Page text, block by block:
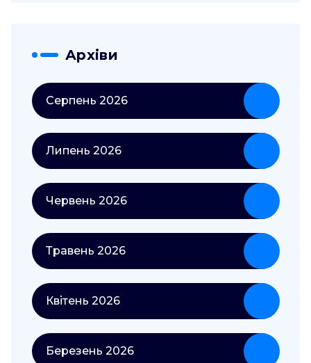
Архіви
Серпень 2026
Липень 2026
Червень 2026
Травень 2026
Квітень 2026
Березень 2026